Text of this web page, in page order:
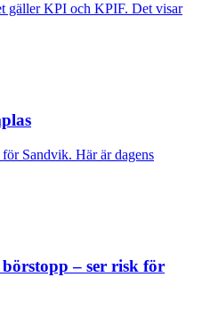
gäller KPI och KPIF. Det visar
Sandvik. Här är dagens
– ser risk för